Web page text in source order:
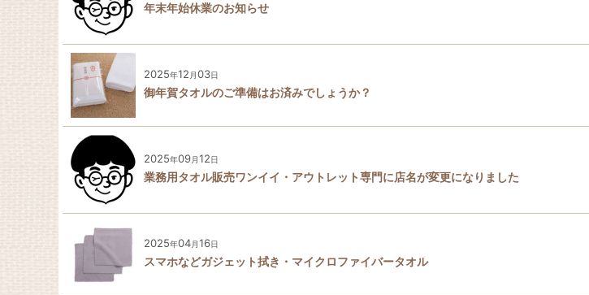
年末年始休業のお知らせ
2025年12 月03日
御年賀タオルのご準備はお済みでしょうか？
2025年09月12日
業務用タオル販売ワンイイ・アウトレット専門に店名が変更になりました
2025年04月16日
スマホなどガジェット拭き・マイクロファイバータオル